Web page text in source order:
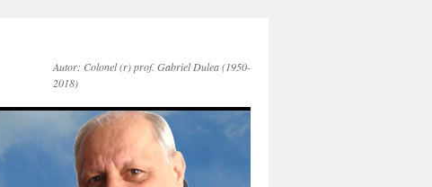
Autor: Colonel (r) prof. Gabriel Dulea (1950-
2018)